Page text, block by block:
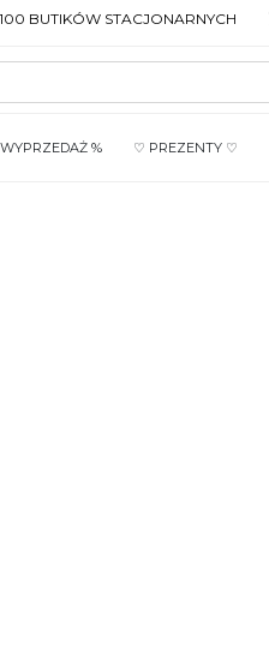
100 BUTIKÓW STACJONARNYCH
% ♡ PREZENTY ♡